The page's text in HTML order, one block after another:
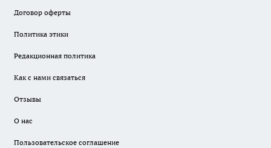
Договор оферты
Политика этики
Редакционная политика
Как с нами связаться
Отзывы
О нас
Пользовательское соглашение